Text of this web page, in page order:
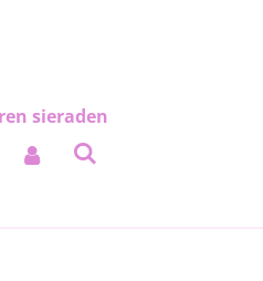
sieraden